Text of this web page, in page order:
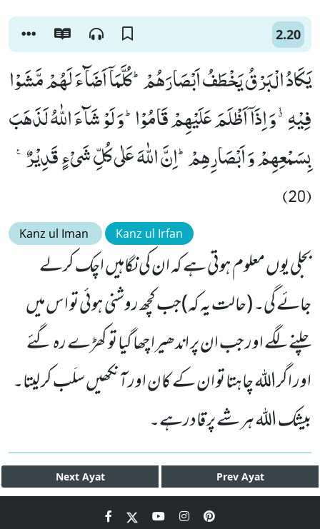
2.20
یَكَادُ الْبَرْقُ یَخْطَفُ اَبْصَارَهُمْؕ-كُلَّمَاۤ اَضَآءَ لَهُمْ مَّشَوْا
فِیْهِۗۙ-وَ اِذَاۤ اَظْلَمَ عَلَیْهِمْ قَامُوْاؕ-وَ لَوْ شَآءَ اللّٰهُ لَذَهَبَ
بِسَمْعِهِمْ وَ اَبْصَارِهِمْؕ-اِنَّ اللّٰهَ عَلٰى كُلِّ شَیْءٍ قَدِیْرٌ۠
(20)
Kanz ul Iman Kanz ul Irfan
بجلی یوں معلوم ہوتی ہے کہ ان کی نگاہیں اچک کرلے
جائے گی۔ (حالت یہ کہ)جب کچھ روشنی ہوئی تو اس میں
چلنے لگے اور جب ان پر اندھیرا چھا گیا تو کھڑے رہ گئے
اور اگراللہ چاہتا تو ان کے کان اور آنکھیں سلَب کر لیتا۔
بیشک اللہ ہر شے پر قادرہے۔
Next Ayat Prev Ayat